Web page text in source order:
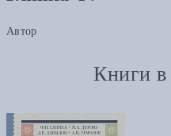
Автор
Книги в